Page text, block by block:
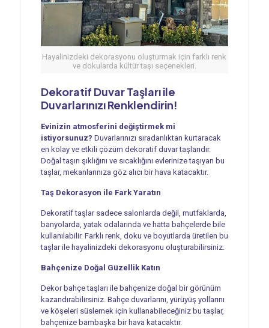
Hayalinizdeki dekorasyonu oluşturmak için farklı renk
ve dokularda kültür taşı seçenekleri.
Dekoratif Duvar Taşları ile
Duvarlarınızı Renklendirin!
Evinizin atmosferini değiştirmek mi
istiyorsunuz? Duvarlarınızı sıradanlıktan kurtaracak
en kolay ve etkili çözüm dekoratif duvar taşlarıdır.
Doğal taşın şıklığını ve sıcaklığını evlerinize taşıyan bu
taşlar, mekanlarınıza göz alıcı bir hava katacaktır.
Taş Dekorasyon ile Fark Yaratın
Dekoratif taşlar sadece salonlarda değil, mutfaklarda,
banyolarda, yatak odalarında ve hatta bahçelerde bile
kullanılabilir. Farklı renk, doku ve boyutlarda üretilen bu
taşlar ile hayalinizdeki dekorasyonu oluşturabilirsiniz.
Bahçenize Doğal Güzellik Katın
Dekor bahçe taşları ile bahçenize doğal bir görünüm
kazandırabilirsiniz. Bahçe duvarlarını, yürüyüş yollarını
ve köşeleri süslemek için kullanabileceğiniz bu taşlar,
bahçenize bambaşka bir hava katacaktır.